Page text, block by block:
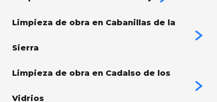
Limpieza de obra en Cabanillas de la
Sierra
Limpieza de obra en Cadalso de los
Vidrios